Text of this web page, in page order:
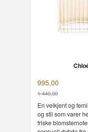
995,00
1 440,00
Rabatt
En velkjent og
og stil som varer
friske